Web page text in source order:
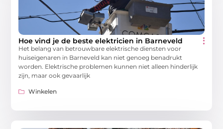
Hoe vind je de beste elektricien in Barneveld
Het belang van betrouwbare elektrische diensten voor
huiseigenaren in Barneveld kan niet genoeg benadrukt
worden. Elektrische problemen kunnen niet alleen hinderlijk
zijn, maar ook gevaarlijk
Winkelen